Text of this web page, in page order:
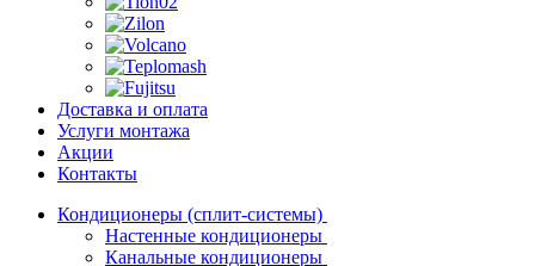
Доставка и оплата
Услуги монтажа
Акции
Контакты
Кондиционеры (сплит-системы)
Настенные кондиционеры
Канальные кондиционеры